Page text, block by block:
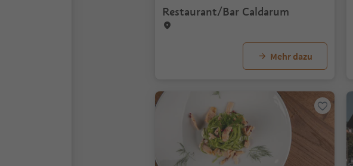
Restaurant/Bar Caldarum
Mehr dazu